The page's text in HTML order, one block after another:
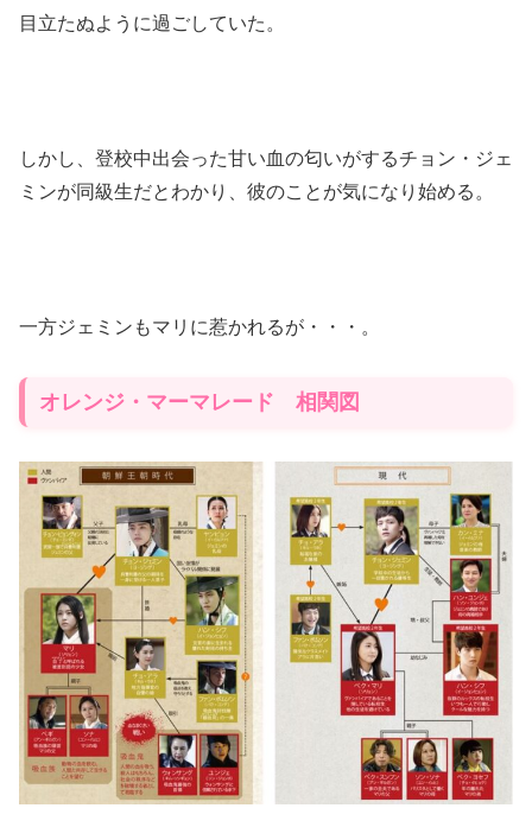
目立たぬように過ごしていた。
しかし、登校中出会った甘い血の匂いがするチョン・ジェ
ミンが同級生だとわかり、彼のことが気になり始める。
一方ジェミンもマリに惹かれるが・・・。
オレンジ・マーマレード 相関図